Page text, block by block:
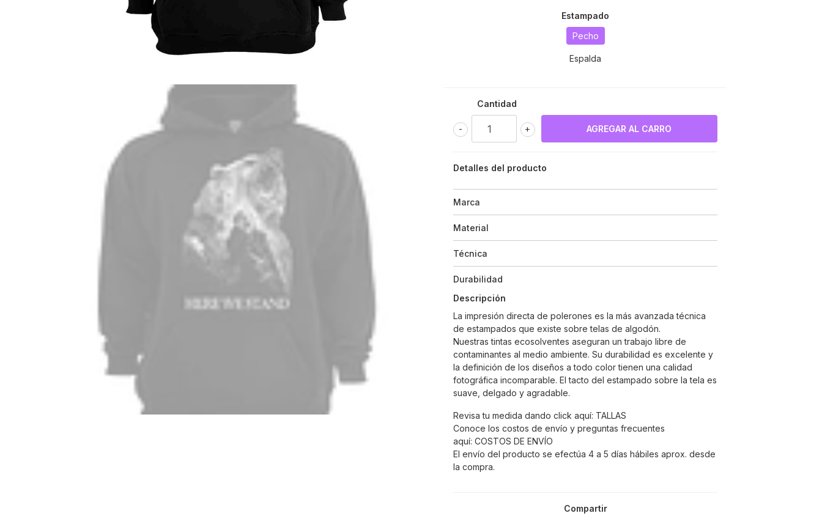
Estampado
Pecho
Espalda
Cantidad
+
-
Detalles del producto
Marca
Material
Técnica
Durabilidad
Descripción
La impresión directa de polerones es la más avanzada técnica
de estampados que existe sobre telas de algodón.
Nuestras tintas ecosolventes aseguran un trabajo libre de
contaminantes al medio ambiente. Su durabilidad es excelente y
la definición de los diseños a todo color tienen una calidad
fotográfica incomparable. El tacto del estampado sobre la tela es
suave, delgado y agradable.
Revisa tu medida dando click aquí: TALLAS
Conoce los costos de envío y preguntas frecuentes
aquí: COSTOS DE ENVÍO
El envío del producto se efectúa 4 a 5 días hábiles aprox. desde
la compra.
Compartir